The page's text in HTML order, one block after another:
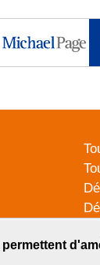
permettent